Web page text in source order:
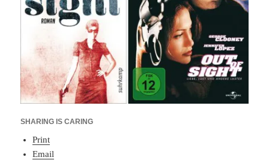
SHARING IS CARING
Print
Email